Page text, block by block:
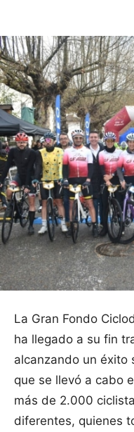
La Gran Fondo
ha llegado a su fin
alcanzando un éxito
que se llevó a cabo
más de 2.000
diferentes, quienes